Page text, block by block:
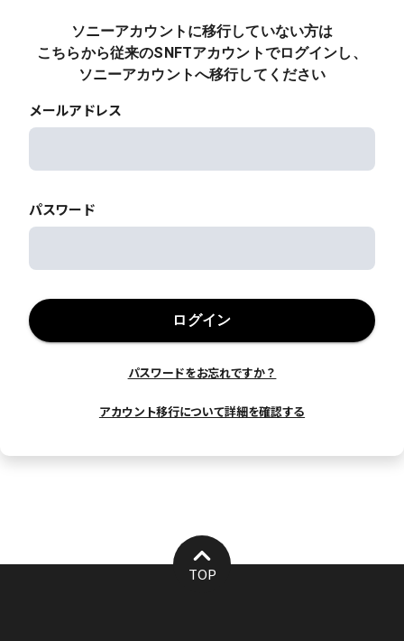
ソニーアカウントに移行していない方は
こちらから従来のSNFTアカウントでログインし、
ソニーアカウントへ移行してください
メールアドレス
パスワード
ログイン
パスワードをお忘れですか？
アカウント移行について詳細を確認する
TOP